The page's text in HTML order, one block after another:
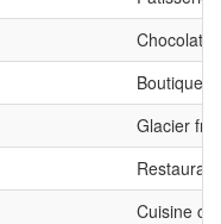
Boutique
Glacier
Cuisine